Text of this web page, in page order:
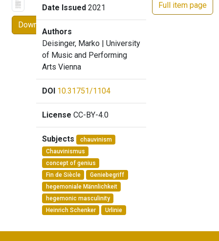
Full item page
Download
Date Issued2021
Authors
Deisinger, Marko | University
of Music and Performing
Arts Vienna
DOI 10.31751/1104
License CC-BY-4.0
Subjects
chauvinism
Chauvinismus
concept of genius
Fin de Siècle
Geniebegriff
hegemoniale Männlichkeit
hegemonic masculinity
Heinrich Schenker
Urlinie